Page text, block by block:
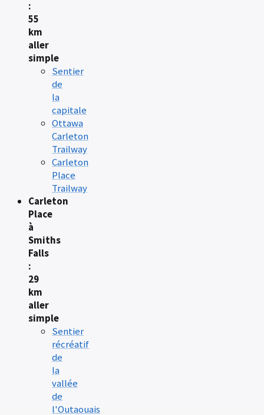
:
55
km
aller
simple
Sentier
de
la
capitale
Ottawa
Carleton
Trailway
Carleton
Place
Trailway
Carleton
Place
à
Smiths
Falls
:
29
km
aller
simple
Sentier
récréatif
de
la
vallée
de
l'Outaouais